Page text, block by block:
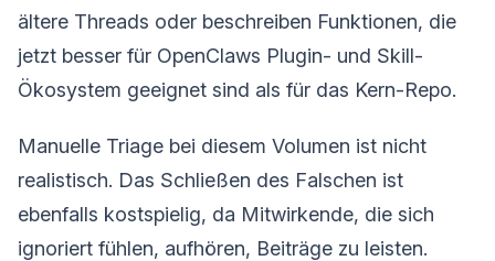
ältere Threads oder beschreiben Funktionen, die
jetzt besser für OpenClaws Plugin- und Skill-
Ökosystem geeignet sind als für das Kern-Repo.
Manuelle Triage bei diesem Volumen ist nicht
realistisch. Das Schließen des Falschen ist
ebenfalls kostspielig, da Mitwirkende, die sich
ignoriert fühlen, aufhören, Beiträge zu leisten.